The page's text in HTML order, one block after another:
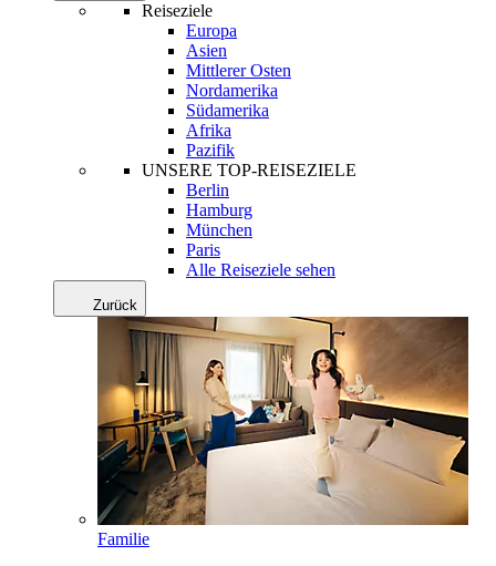
Reiseziele
Europa
Asien
Mittlerer Osten
Nordamerika
Südamerika
Afrika
Pazifik
UNSERE TOP-REISEZIELE
Berlin
Hamburg
München
Paris
Alle Reiseziele sehen
Zurück
Familie